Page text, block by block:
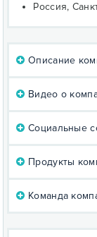
Россия,
Описание
Видео о
Социальные
Продукты
Команда